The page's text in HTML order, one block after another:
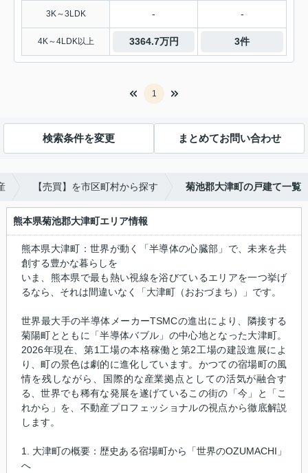
3K～3LDK - -
4K～4LDK以上 3364.7万円 3件
1
検索条件を変更 まとめてお問い合わせ
【売買】を市区町村から探す 菊池郡大津町の戸建て一覧
熊本県菊池郡大津町エリア情報
熊本県大津町：世界が動く「半導体の心臓部」で、未来を共
創する豊かな暮らしを
いま、熊本県で最も熱い視線を浴びているエリアを一つ挙げ
るなら、それは間違いなく「大津町（おおづまち）」です。
世界最大手の半導体メーカーTSMCの進出により、隣接する
菊陽町とともに「半導体バブル」の中心地となった大津町。
2026年現在、第1工場の本格稼働と第2工場の建設進展によ
り、町の景色は劇的に進化しています。かつての宿場町の風
情を残しながら、国際的な産業拠点としての活気が融合す
る、世界でも稀有な発展を遂げているこの街の「今」と「こ
れから」を、不動産プロフェッショナルの視点から徹底解説
します。
1. 大津町の概要：歴史ある宿場町から「世界のOZUMACHI」
へ